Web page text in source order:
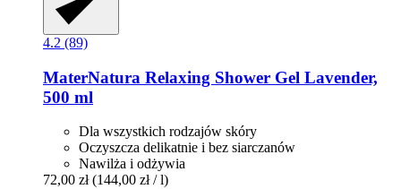
4.2 (89)
MaterNatura Relaxing Shower Gel Lavender,
500 ml
Dla wszystkich rodzajów skóry
Oczyszcza delikatnie i bez siarczanów
Nawilża i odżywia
72,00 zł (144,00 zł / l)